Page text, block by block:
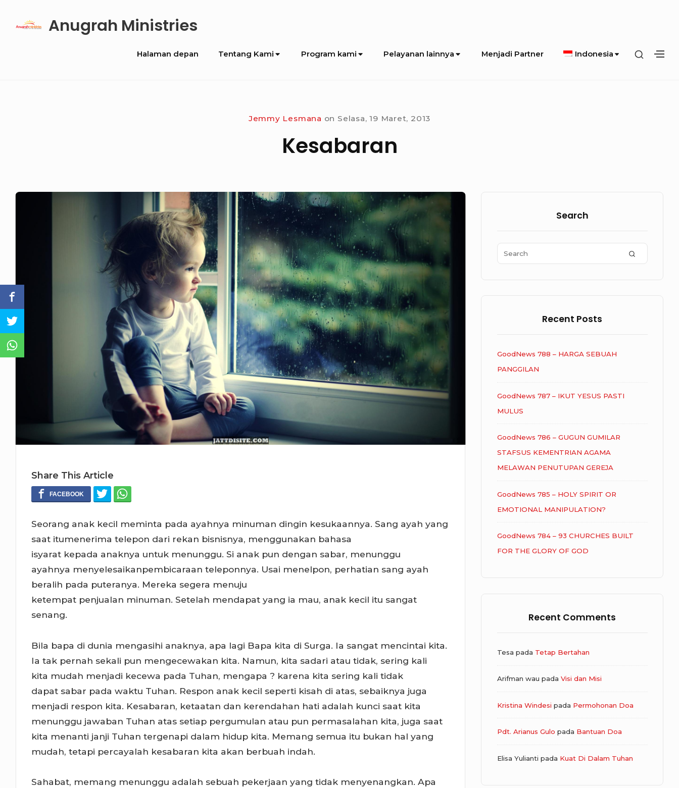
Anugrah Ministries
Site
Halaman depan Tentang Kami Program kami Pelayanan lainnya Menjadi Partner Indonesia
SHOW
Jemmy Lesmana on Selasa, 19 Maret, 2013
Kesabaran
Share This Article
Seorang anak kecil meminta pada ayahnya minuman dingin kesukaannya. Sang ayah yang
saat itumenerima telepon dari rekan bisnisnya, menggunakan bahasa
isyarat kepada anaknya untuk menunggu. Si anak pun dengan sabar, menunggu
ayahnya menyelesaikanpembicaraan teleponnya. Usai menelpon, perhatian sang ayah
beralih pada puteranya. Mereka segera menuju
ketempat penjualan minuman. Setelah mendapat yang ia mau, anak kecil itu sangat
senang.
Bila bapa di dunia mengasihi anaknya, apa lagi Bapa kita di Surga. Ia sangat mencintai kita.
Ia tak pernah sekali pun mengecewakan kita. Namun, kita sadari atau tidak, sering kali
kita mudah menjadi kecewa pada Tuhan, mengapa ? karena kita sering kali tidak
dapat sabar pada waktu Tuhan. Respon anak kecil seperti kisah di atas, sebaiknya juga
menjadi respon kita. Kesabaran, ketaatan dan kerendahan hati adalah kunci saat kita
menunggu jawaban Tuhan atas setiap pergumulan atau pun permasalahan kita, juga saat
kita menanti janji Tuhan tergenapi dalam hidup kita. Memang semua itu bukan hal yang
mudah, tetapi percayalah kesabaran kita akan berbuah indah.
Sahabat, memang menunggu adalah sebuah pekerjaan yang tidak menyenangkan. Apa
Search
Search
for:
Recent Posts
GoodNews 788 – HARGA SEBUAH
PANGGILAN
GoodNews 787 – IKUT YESUS PASTI
MULUS
GoodNews 786 – GUGUN GUMILAR
STAFSUS KEMENTRIAN AGAMA
MELAWAN PENUTUPAN GEREJA
GoodNews 785 – HOLY SPIRIT OR
EMOTIONAL MANIPULATION?
GoodNews 784 – 93 CHURCHES BUILT
FOR THE GLORY OF GOD
Recent Comments
Tesa pada Tetap Bertahan
Arifman wau pada Visi dan Misi
Kristina Windesi pada Permohonan Doa
Pdt. Arianus Gulo pada Bantuan Doa
Elisa Yulianti pada Kuat Di Dalam Tuhan